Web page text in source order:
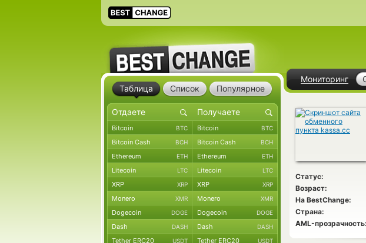
Мониторинг
Статус:
Возраст:
На BestChange:
Страна:
AML-прозрачность:
Таблица Список Популярное
Bitcoin BTC Bitcoin BTC
Bitcoin Cash BCH Bitcoin Cash BCH
Ethereum ETH Ethereum ETH
Litecoin LTC Litecoin LTC
XRP XRP XRP XRP
Monero XMR Monero XMR
Dogecoin DOGE Dogecoin DOGE
Dash DASH Dash DASH
Tether ERC20 USDT Tether ERC20 USDT